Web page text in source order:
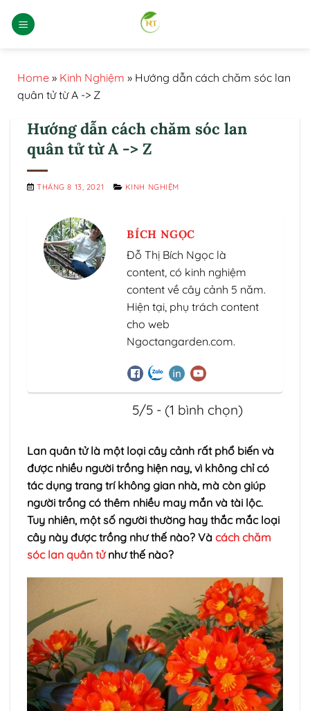
qua
Home » Kinh Nghiệm » Hướng dẫn cách chăm sóc lan
quân tử từ A -> Z
Hướng dẫn cách chăm sóc lan
quân tử từ A -> Z
THÁNG 8 13, 2021 KINH NGHIỆM
BÍCH NGỌC
Đỗ Thị Bích Ngọc là
content, có kinh nghiệm
content về cây cảnh 5 năm.
Hiện tại, phụ trách content
cho web
Ngoctangarden.com.
5/5 - (1 bình chọn)
Lan quân tử là một loại cây cảnh rất phổ biến và
được nhiều người trồng hiện nay, vì không chỉ có
tác dụng trang trí không gian nhà, mà còn giúp
người trồng có thêm nhiều may mắn và tài lộc.
Tuy nhiên, một số người thường hay thắc mắc loại
cây này được trồng như thế nào? Và cách chăm
sóc lan quân tửnhư thế nào?